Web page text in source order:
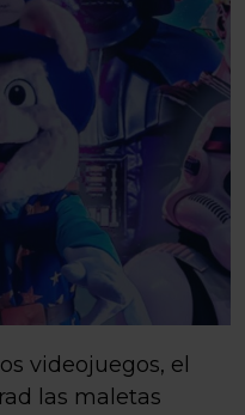
videojuegos, el
las maletas